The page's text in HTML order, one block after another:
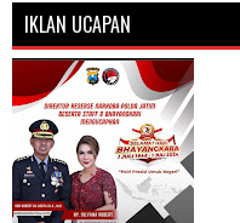
IKLAN UCAPAN